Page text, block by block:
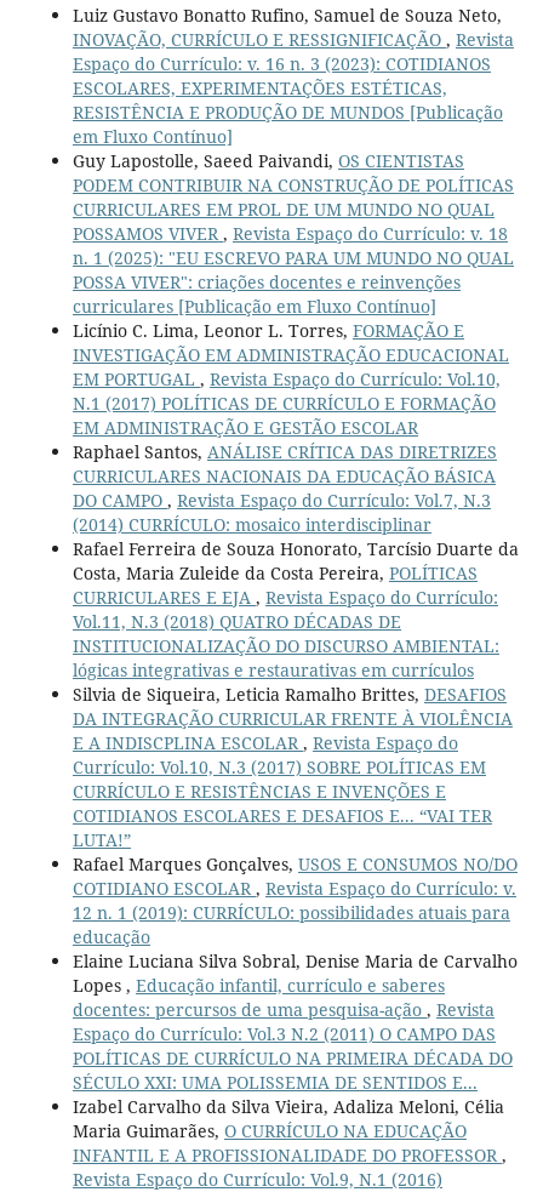
Luiz Gustavo Bonatto Rufino, Samuel de Souza Neto,
INOVAÇÃO, CURRÍCULO E RESSIGNIFICAÇÃO , Revista
Espaço do Currículo: v. 16 n. 3 (2023): COTIDIANOS
ESCOLARES, EXPERIMENTAÇÕES ESTÉTICAS,
RESISTÊNCIA E PRODUÇÃO DE MUNDOS [Publicação
em Fluxo Contínuo]
Guy Lapostolle, Saeed Paivandi, OS CIENTISTAS
PODEM CONTRIBUIR NA CONSTRUÇÃO DE POLÍTICAS
CURRICULARES EM PROL DE UM MUNDO NO QUAL
POSSAMOS VIVER, Revista Espaço do Currículo: v. 18
n. 1 (2025): "EU ESCREVO PARA UM MUNDO NO QUAL
POSSA VIVER": criações docentes e reinvenções
curriculares [Publicação em Fluxo Contínuo]
Licínio C. Lima, Leonor L. Torres, FORMAÇÃO E
INVESTIGAÇÃO EM ADMINISTRAÇÃO EDUCACIONAL
EM PORTUGAL , Revista Espaço do Currículo: Vol.10,
N.1 (2017) POLÍTICAS DE CURRÍCULO E FORMAÇÃO
EM ADMINISTRAÇÃO E GESTÃO ESCOLAR
Raphael Santos, ANÁLISE CRÍTICA DAS DIRETRIZES
CURRICULARES NACIONAIS DA EDUCAÇÃO BÁSICA
DO CAMPO , Revista Espaço do Currículo: Vol.7, N.3
(2014) CURRÍCULO: mosaico interdisciplinar
Rafael Ferreira de Souza Honorato, Tarcísio Duarte da
Costa, Maria Zuleide da Costa Pereira, POLÍTICAS
CURRICULARES E EJA , Revista Espaço do Currículo:
Vol.11, N.3 (2018) QUATRO DÉCADAS DE
INSTITUCIONALIZAÇÃO DO DISCURSO AMBIENTAL:
lógicas integrativas e restaurativas em currículos
Silvia de Siqueira, Leticia Ramalho Brittes, DESAFIOS
DA INTEGRAÇÃO CURRICULAR FRENTE À VIOLÊNCIA
E A INDISCPLINA ESCOLAR, Revista Espaço do
Currículo: Vol.10, N.3 (2017) SOBRE POLÍTICAS EM
CURRÍCULO E RESISTÊNCIAS E INVENÇÕES E
COTIDIANOS ESCOLARES E DESAFIOS E... “VAI TER
LUTA!”
Rafael Marques Gonçalves, USOS E CONSUMOS NO/DO
COTIDIANO ESCOLAR, Revista Espaço do Currículo: v.
12 n. 1 (2019): CURRÍCULO: possibilidades atuais para
educação
Elaine Luciana Silva Sobral, Denise Maria de Carvalho
Lopes , Educação infantil, currículo e saberes
docentes: percursos de uma pesquisa-ação , Revista
Espaço do Currículo: Vol.3 N.2 (2011) O CAMPO DAS
POLÍTICAS DE CURRÍCULO NA PRIMEIRA DÉCADA DO
SÉCULO XXI: UMA POLISSEMIA DE SENTIDOS E...
Izabel Carvalho da Silva Vieira, Adaliza Meloni, Célia
Maria Guimarães, O CURRÍCULO NA EDUCAÇÃO
INFANTIL E A PROFISSIONALIDADE DO PROFESSOR,
Revista Espaço do Currículo: Vol.9, N.1 (2016)